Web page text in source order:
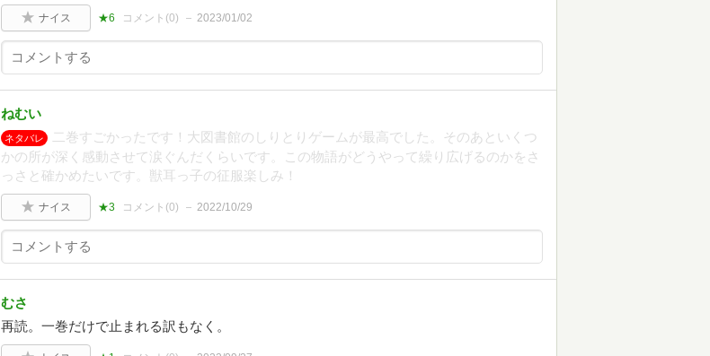
ナイス ★6 コメント(0) 2023/01/02
ねむい
ネタバレ
二巻すごかったです！大図書館のしりとりゲームが最高でした。そのあといくつ
かの所が深く感動させて涙ぐんだくらいです。この物語がどうやって繰り広げるのかをさ
っさと確かめたいです。獣耳っ子の征服楽しみ！
ナイス ★3 コメント(0) 2022/10/29
むさ
再読。一巻だけで止まれる訳もなく。